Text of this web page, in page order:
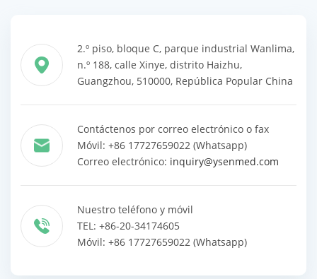
2.º piso, bloque C, parque industrial Wanlima,
n.º 188, calle Xinye, distrito Haizhu,
Guangzhou, 510000, República Popular China
Contáctenos por correo electrónico o fax
Móvil: +86 17727659022 (Whatsapp)
Correo electrónico: inquiry@ysenmed.com
Nuestro teléfono y móvil
TEL: +86-20-34174605
Móvil: +86 17727659022 (Whatsapp)